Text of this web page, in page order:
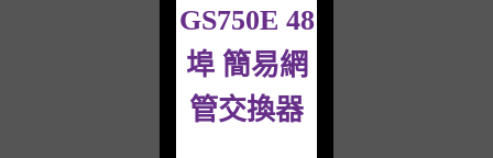
GS750E 48
埠 簡易網
管交換器